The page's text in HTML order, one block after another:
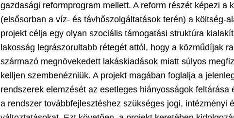
gazdasági reformprogram mellett. A reform részét képezi a
(elsősorban a víz- és távhőszolgáltatások terén) a költség-
projekt célja egy olyan szociális támogatási struktúra
lakosság legrászorultabb rétegét attól, hogy a közműdíjak
származó megnövekedett lakáskiadások miatt súlyos
kelljen szembenézniük. A projekt magában foglalja a
rendszerek elemzését az esetleges hiányosságok feltárása
a rendszer továbbfejlesztéshez szükséges jogi, intézményi